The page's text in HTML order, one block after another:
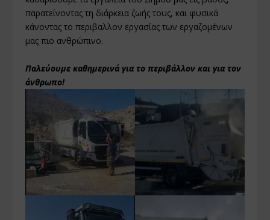
παρατείνοντας τη διάρκεια ζωής τους, και φυσικά
κάνοντας το περιβαλλον εργασίας των εργαζομένων
μας πιο ανθρώπινο.
Παλεύουμε καθημερινά για το περιβάλλον και για τον
άνθρωπο!